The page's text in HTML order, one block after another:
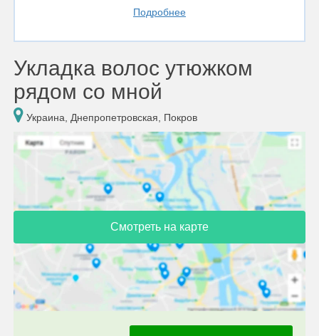
Подробнее
Укладка волос утюжком
рядом со мной
Украина, Днепропетровская, Покров
Смотреть на карте